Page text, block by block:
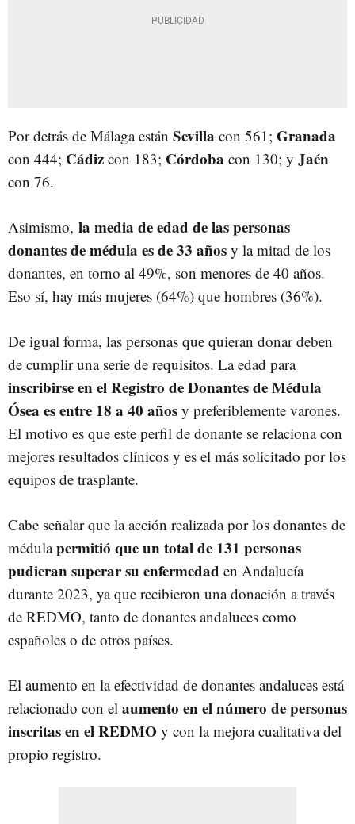
Por detrás de Málaga están Sevilla con 561; Granada
con 444; Cádiz con 183; Córdoba con 130; y Jaén
con 76.
Asimismo, la media de edad de las personas
donantes de médula es de 33 años y la mitad de los
donantes, en torno al 49%, son menores de 40 años.
Eso sí, hay más mujeres (64%) que hombres (36%).
De igual forma, las personas que quieran donar deben
de cumplir una serie de requisitos. La edad para
inscribirse en el Registro de Donantes de Médula
Ósea es entre 18 a 40 años y preferiblemente varones.
El motivo es que este perfil de donante se relaciona con
mejores resultados clínicos y es el más solicitado por los
equipos de trasplante.
Cabe señalar que la acción realizada por los donantes de
médulapermitió que un total de 131 personas
pudieran superar su enfermedad en Andalucía
durante 2023, ya que recibieron una donación a través
de REDMO, tanto de donantes andaluces como
españoles o de otros países.
El aumento en la efectividad de donantes andaluces está
relacionado con el aumento en el número de personas
inscritas en el REDMO y con la mejora cualitativa del
propio registro.